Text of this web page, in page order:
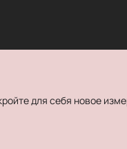
для себя новое